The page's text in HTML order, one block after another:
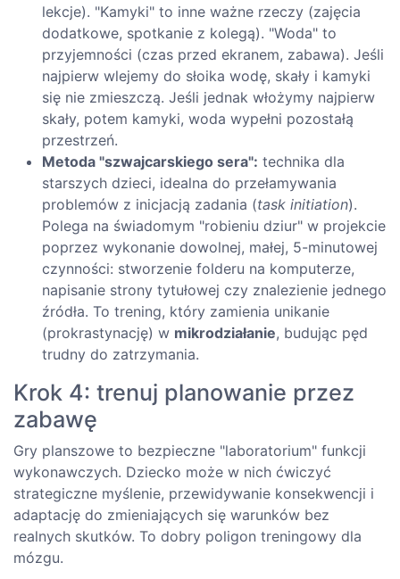
lekcje). "Kamyki" to inne ważne rzeczy (zajęcia
dodatkowe, spotkanie z kolegą). "Woda" to
przyjemności (czas przed ekranem, zabawa). Jeśli
najpierw wlejemy do słoika wodę, skały i kamyki
się nie zmieszczą. Jeśli jednak włożymy najpierw
skały, potem kamyki, woda wypełni pozostałą
przestrzeń.
Metoda "szwajcarskiego sera": technika dla
starszych dzieci, idealna do przełamywania
problemów z inicjacją zadania (task initiation).
Polega na świadomym "robieniu dziur" w projekcie
poprzez wykonanie dowolnej, małej, 5-minutowej
czynności: stworzenie folderu na komputerze,
napisanie strony tytułowej czy znalezienie jednego
źródła. To trening, który zamienia unikanie
(prokrastynację) w mikrodziałanie, budując pęd
trudny do zatrzymania.
Krok 4: trenuj planowanie przez
zabawę
Gry planszowe to bezpieczne "laboratorium" funkcji
wykonawczych. Dziecko może w nich ćwiczyć
strategiczne myślenie, przewidywanie konsekwencji i
adaptację do zmieniających się warunków bez
realnych skutków. To dobry poligon treningowy dla
mózgu.